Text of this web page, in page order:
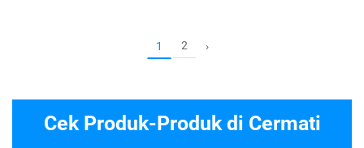
1 2 ›
Cek Produk-Produk di Cermati